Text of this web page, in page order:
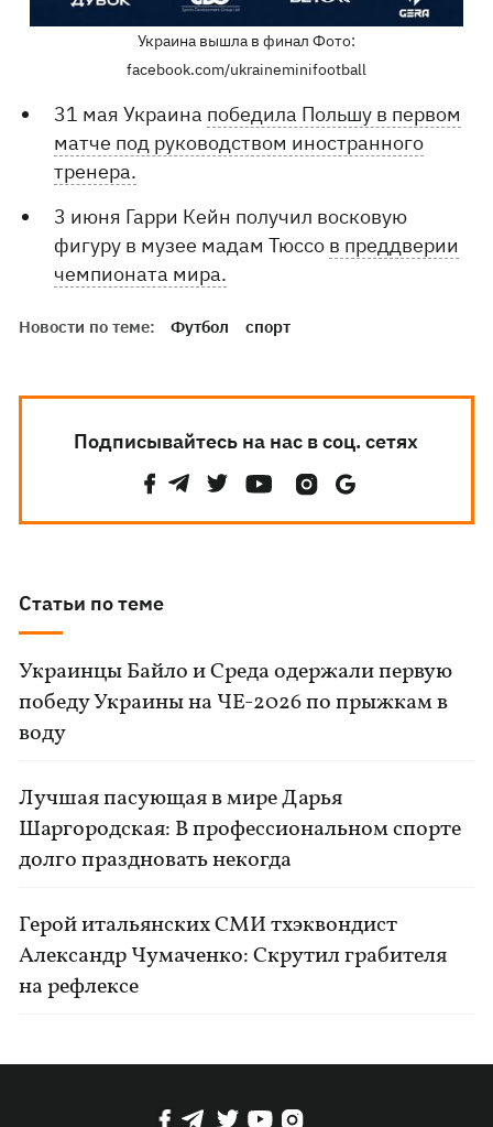
Украина вышла в финал Фото:
facebook.com/ukraineminifootball
31 мая Украина победила Польшу в первом
матче под руководством иностранного
тренера.
3 июня Гарри Кейн получил восковую
фигуру в музее мадам Тюссо в преддверии
чемпионата мира.
Новости по теме: Футбол спорт
Подписывайтесь на нас в соц. сетях
Статьи по теме
Украинцы Байло и Среда одержали первую
победу Украины на ЧЕ-2026 по прыжкам в
воду
Лучшая пасующая в мире Дарья
Шаргородская: В профессиональном спорте
долго праздновать некогда
Герой итальянских СМИ тхэквондист
Александр Чумаченко: Скрутил грабителя
на рефлексе